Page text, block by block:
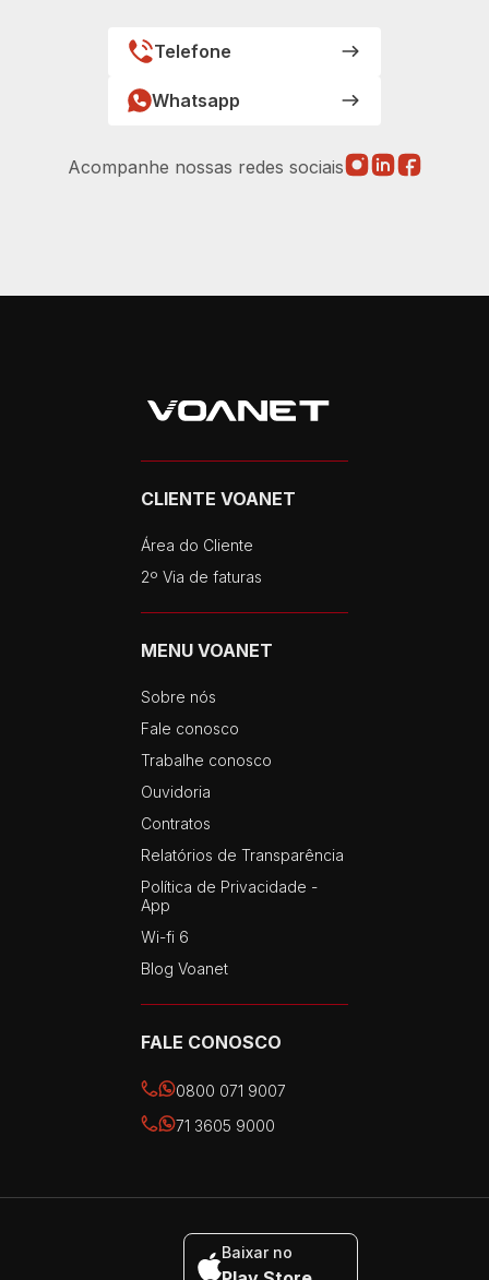
Telefone
Whatsapp
Acompanhe nossas redes sociais
CLIENTE VOANET
Área do Cliente
2º Via de faturas
MENU VOANET
Sobre nós
Fale conosco
Trabalhe conosco
Ouvidoria
Contratos
Relatórios de Transparência
Política de Privacidade -
App
Wi-fi 6
Blog Voanet
FALE CONOSCO
0800 071 9007
71 3605 9000
Baixar no